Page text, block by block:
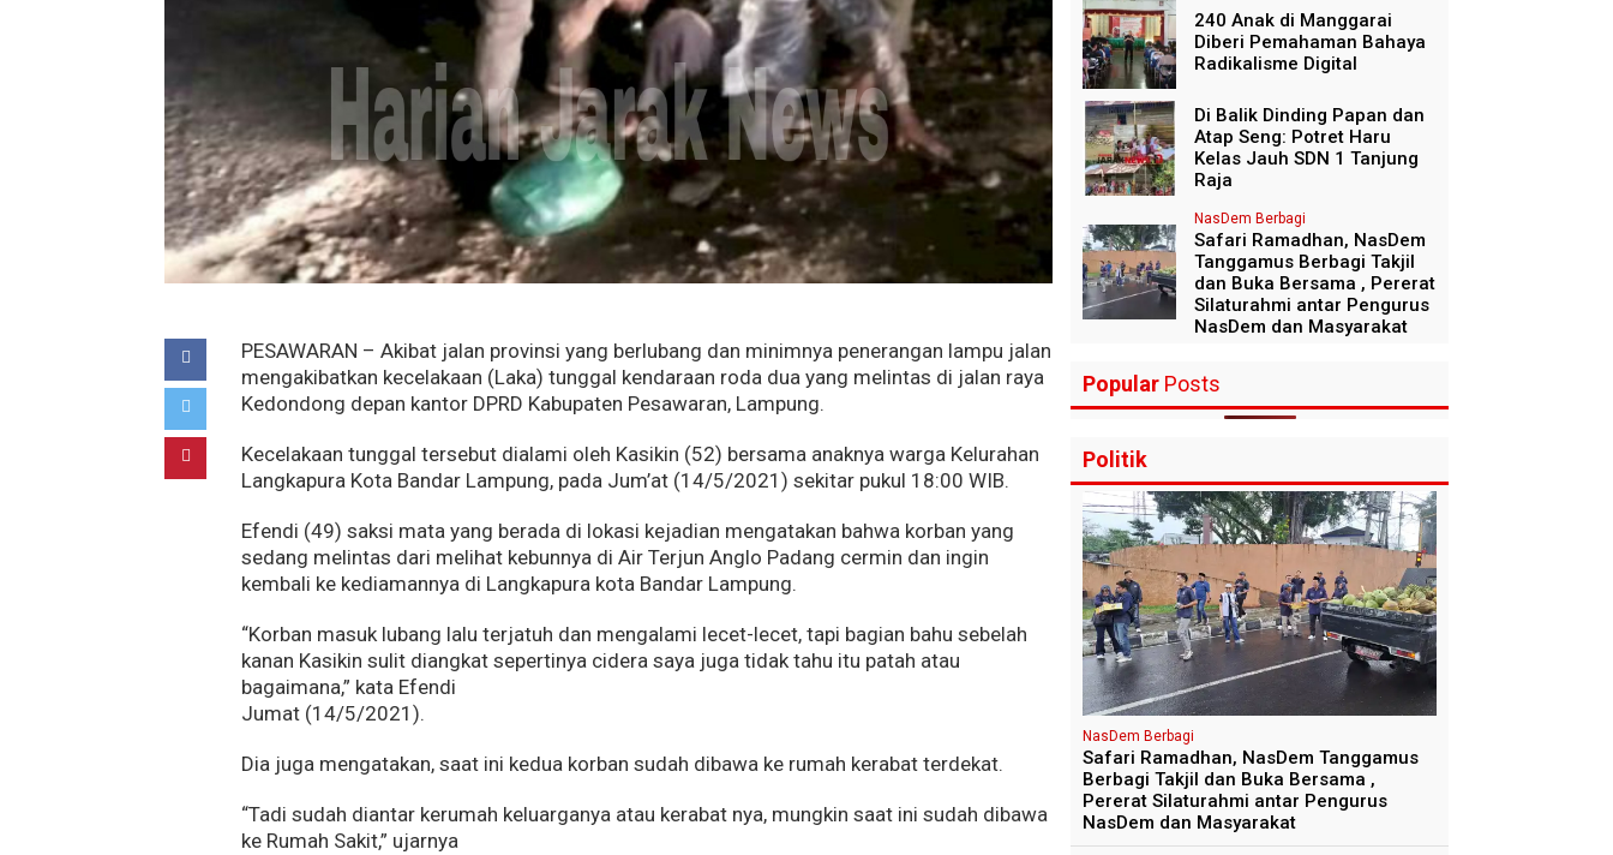
PESAWARAN – Akibat jalan provinsi yang berlubang dan minimnya penerangan lampu jalan
mengakibatkan kecelakaan (Laka) tunggal kendaraan roda dua yang melintas di jalan raya
Kedondong depan kantor DPRD Kabupaten Pesawaran, Lampung.
Kecelakaan tunggal tersebut dialami oleh Kasikin (52) bersama anaknya warga Kelurahan
Langkapura Kota Bandar Lampung, pada Jum’at (14/5/2021) sekitar pukul 18:00 WIB.
Efendi (49) saksi mata yang berada di lokasi kejadian mengatakan bahwa korban yang
sedang melintas dari melihat kebunnya di Air Terjun Anglo Padang cermin dan ingin
kembali ke kediamannya di Langkapura kota Bandar Lampung.
“Korban masuk lubang lalu terjatuh dan mengalami lecet-lecet, tapi bagian bahu sebelah
kanan Kasikin sulit diangkat sepertinya cidera saya juga tidak tahu itu patah atau
bagaimana,” kata Efendi
Jumat (14/5/2021).
Dia juga mengatakan, saat ini kedua korban sudah dibawa ke rumah kerabat terdekat.
“Tadi sudah diantar kerumah keluarganya atau kerabat nya, mungkin saat ini sudah dibawa
ke Rumah Sakit,” ujarnya
240 Anak di Manggarai
Diberi Pemahaman Bahaya
Radikalisme Digital
Di Balik Dinding Papan dan
Atap Seng: Potret Haru
Kelas Jauh SDN 1 Tanjung
Raja
NasDem Berbagi
Safari Ramadhan, NasDem
Tanggamus Berbagi Takjil
dan Buka Bersama , Pererat
Silaturahmi antar Pengurus
NasDem dan Masyarakat
Popular Posts
Politik
NasDem Berbagi
Safari Ramadhan, NasDem Tanggamus
Berbagi Takjil dan Buka Bersama ,
Pererat Silaturahmi antar Pengurus
NasDem dan Masyarakat